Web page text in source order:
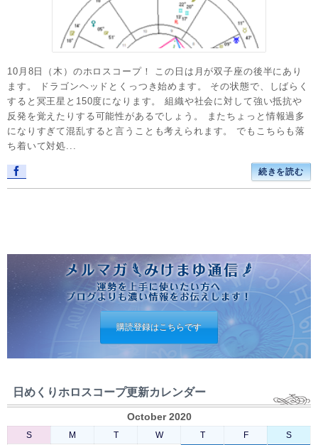
10月8日（木）のホロスコープ！ この日は月が双子座の後半にあり
ます。 ドラゴンヘッドとくっつき始めます。 その状態で、しばらく
すると冥王星と150度になります。 組織や社会に対して強い抵抗や
反発を覚えたりする可能性があるでしょう。 またちょっと情報過多
になりすぎて混乱すると言うことも考えられます。 でもこちらも落
ち着いて対処...
続きを読む
購読登録はこちらです
日めくりホロスコープ更新カレンダー
October 2020
S M T W T F
S